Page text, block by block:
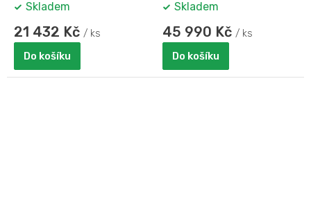
Skladem
21 432 Kč / ks
Do košíku
Skladem
45 990 Kč / ks
Do košíku